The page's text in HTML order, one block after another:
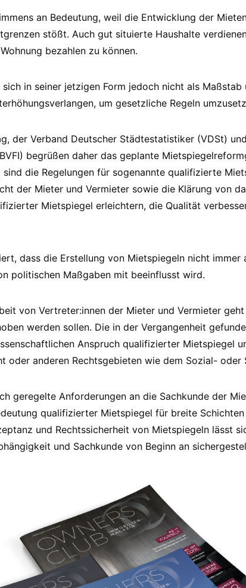
an Bedeutung, weil die Entwicklung der
stößt. Auch gut situierte Haushalte
bezahlen zu können.
in seiner jetzigen Form jedoch nicht als Maßstab
um gesetzliche Regeln
der Verband Deutscher Städtestatistiker (VDSt)
begrüßen daher das geplante
sind die Regelungen für sogenannte qualifizierte
der Mieter und Vermieter sowie die Klärung von
Mietspiegel erleichtern, die Qualität
dass die Erstellung von Mietspiegeln nicht
politischen Maßgaben mit beeinflusst wird.
von Vertreter:innen der Mieter und Vermieter
werden sollen. Die in der Vergangenheit
Anspruch qualifizierter Mietspiegel
oder anderen Rechtsgebieten wie dem Sozial- oder
geregelte Anforderungen an die Sachkunde der
qualifizierter Mietspiegel für breite
und Rechtssicherheit von Mietspiegeln lässt
und Sachkunde von Beginn an